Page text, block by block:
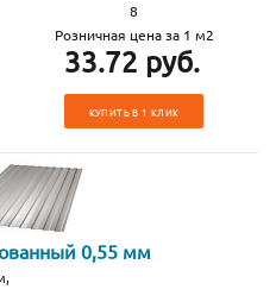
8
Розничная цена за 1 м2
33.72 руб.
КУПИТЬ В 1 КЛИК
0,55 мм